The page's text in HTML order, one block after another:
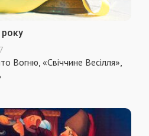
року
Вогню, «Свіччине Весілля»,